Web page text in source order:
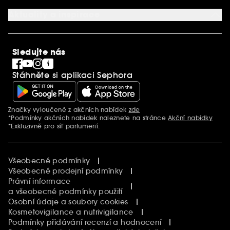
Nastavení souborů cookie
Kariéra
SEPHORiA
Blog Sephora
Singles´ Day
Black Friday
Cyber Monday
Vánoce
Sledujte nás
Stáhněte si aplikaci Sephora
Další informace
Značky vyloučené z akčních nabídek zde
*Podmínky akčních nabídek naleznete na stránceAkční nabídky
*Exkluzivně pro síť parfumerií.
Všeobecné podmínky
Všeobecné prodejní podmínky
Právní informace
a všeobecné podmínky použití
Osobní údaje a soubory cookies
Kosmetovigilance a nutrivigilance
Podmínky přidávání recenzí a hodnocení